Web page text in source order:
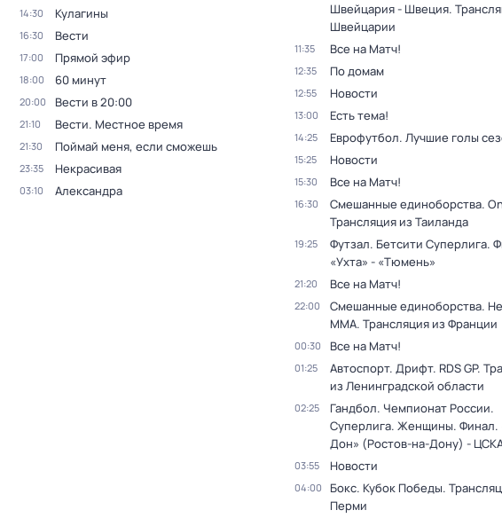
14:30 Кулагины
16:30 Вести
17:00 Прямой эфир
18:00 60 минут
20:00 Вести в 20:00
21:10 Вести. Местное время
21:30 Поймай меня, если сможешь
23:35 Некрасивая
03:10 Александра
Швейцария - Швеция.
Швейцарии
11:35 Все на Матч!
12:35 По домам
12:55 Новости
13:00 Есть тема!
14:25 Еврофутбол. Лучшие голы
15:25 Новости
15:30 Все на Матч!
16:30
Смешанные единоборства.
Трансляция из Таиланда
19:25
Футзал. Бетсити Суперлига.
«Ухта» - «Тюмень»
21:20 Все на Матч!
22:00
Смешанные единоборства.
MMA. Трансляция из Франции
00:30 Все на Матч!
01:25
Автоспорт. Дрифт. RDS GP.
из Ленинградской области
02:25
Гандбол. Чемпионат России.
Суперлига. Женщины. Финал.
Дон» (Ростов-на-Дону) -
03:55 Новости
04:00
Бокс. Кубок Победы.
Перми